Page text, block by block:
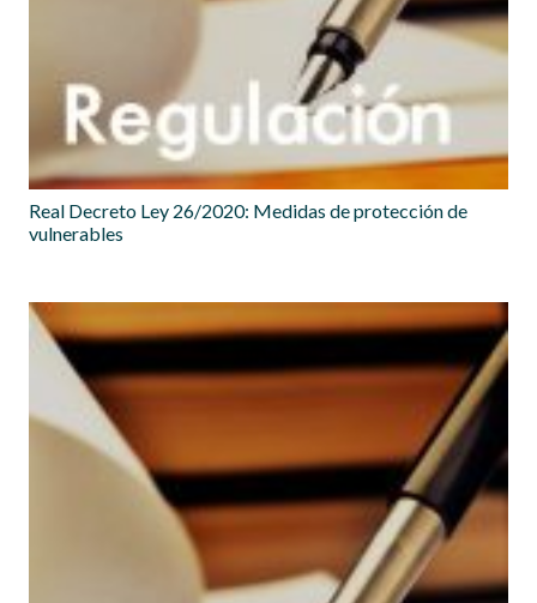
Real Decreto Ley 26/2020: Medidas de protección de
vulnerables